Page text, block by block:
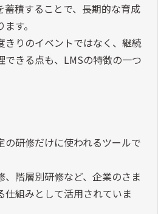
蓄積することで、長期的な育成
す。
きりのイベントではなく、継続
できる点も、LMSの特徴の一つ
の研修だけに使われるツールで
階層別研修など、企業のさま
仕組みとして活用されていま